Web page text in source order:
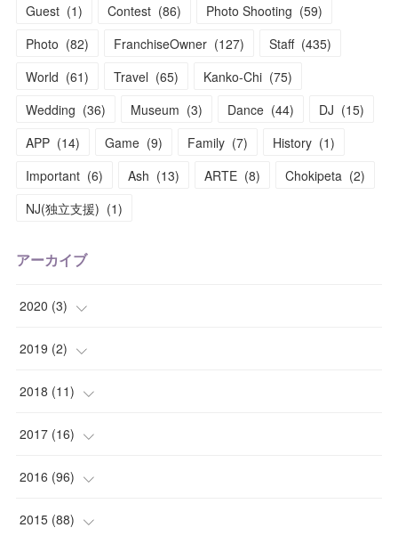
Guest (1) Contest (86) Photo Shooting (59)
Photo (82) FranchiseOwner (127) Staff (435)
World (61) Travel (65) Kanko-Chi (75)
Wedding (36) Museum (3) Dance (44) DJ (15)
APP (14) Game (9) Family (7) History (1)
Important (6) Ash (13) ARTE (8) Chokipeta (2)
NJ(独立支援) (1)
アーカイブ
2020 (3)
(1
( 1)
(1)
2019 (2)
( 1)
(1)
2018 (11)
(2)
(1)
(1)
2017 (16)
(1)
(2)
2016 (96)
(2)
2015 (88)